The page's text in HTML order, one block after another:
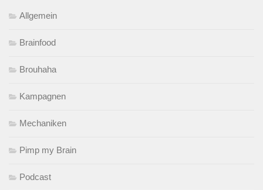
Allgemein
Brainfood
Brouhaha
Kampagnen
Mechaniken
Pimp my Brain
Podcast